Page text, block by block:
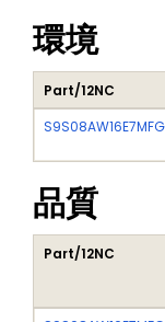
環境
Part/12NC
品質
Part/12NC